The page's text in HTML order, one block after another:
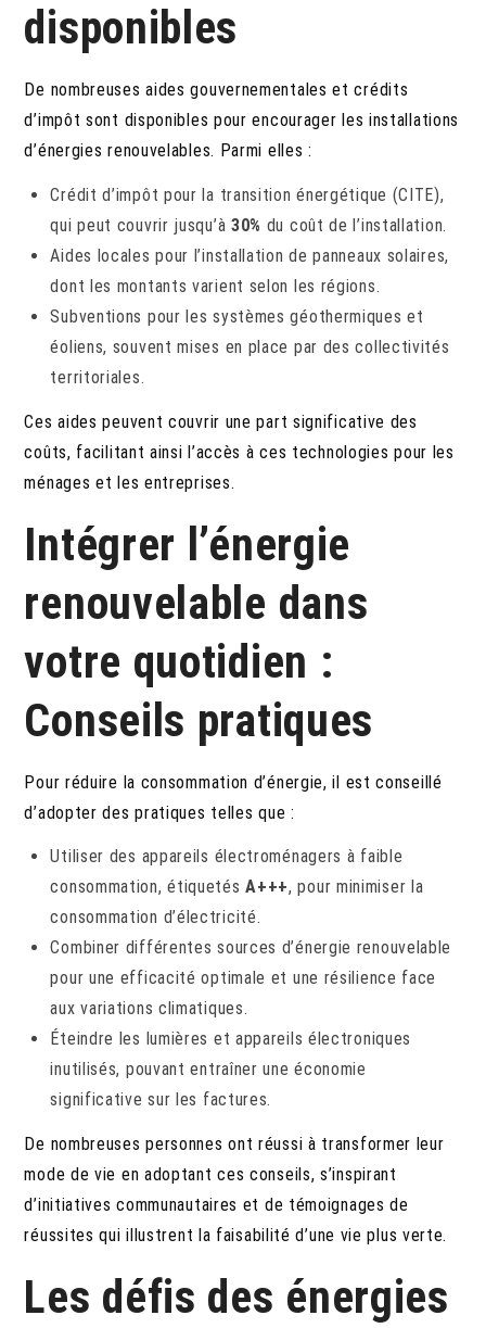
disponibles
De nombreuses aides gouvernementales et crédits
d’impôt sont disponibles pour encourager les installations
d’énergies renouvelables. Parmi elles :
Crédit d’impôt pour la transition énergétique (CITE),
qui peut couvrir jusqu’à 30% du coût de l’installation.
Aides locales pour l’installation de panneaux solaires,
dont les montants varient selon les régions.
Subventions pour les systèmes géothermiques et
éoliens, souvent mises en place par des collectivités
territoriales.
Ces aides peuvent couvrir une part significative des
coûts, facilitant ainsi l’accès à ces technologies pour les
ménages et les entreprises.
Intégrer l’énergie
renouvelable dans
votre quotidien :
Conseils pratiques
Pour réduire la consommation d’énergie, il est conseillé
d’adopter des pratiques telles que :
Utiliser des appareils électroménagers à faible
consommation, étiquetésA+++, pour minimiser la
consommation d’électricité.
Combiner différentes sources d’énergie renouvelable
pour une efficacité optimale et une résilience face
aux variations climatiques.
Éteindre les lumières et appareils électroniques
inutilisés, pouvant entraîner une économie
significative sur les factures.
De nombreuses personnes ont réussi à transformer leur
mode de vie en adoptant ces conseils, s’inspirant
d’initiatives communautaires et de témoignages de
réussites qui illustrent la faisabilité d’une vie plus verte.
Les défis des énergies